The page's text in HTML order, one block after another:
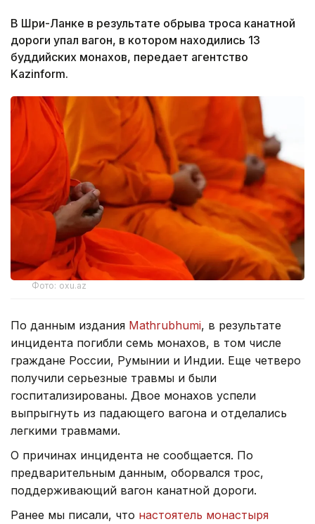
В Шри-Ланке в результате обрыва троса канатной
дороги упал вагон, в котором находились 13
буддийских монахов, передает агентство
Kazinform.
Фото: oxu.az
По данным издания Mathrubhumi, в результате
инцидента погибли семь монахов, в том числе
граждане России, Румынии и Индии. Еще четверо
получили серьезные травмы и были
госпитализированы. Двое монахов успели
выпрыгнуть из падающего вагона и отделались
легкими травмами.
О причинах инцидента не сообщается. По
предварительным данным, оборвался трос,
поддерживающий вагон канатной дороги.
Ранее мы писали, что настоятель монастыря